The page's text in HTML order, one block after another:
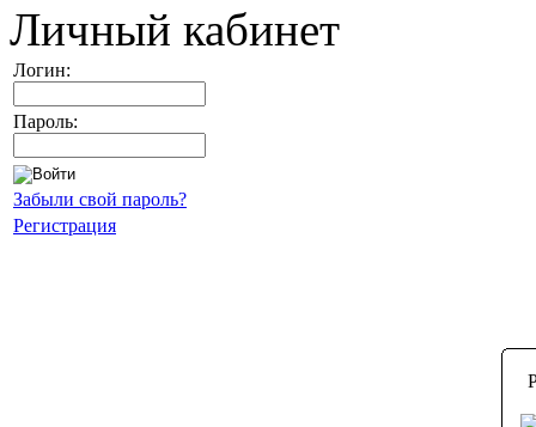
Личный кабинет
Логин:
Пароль:
Забыли свой пароль?
Регистрация